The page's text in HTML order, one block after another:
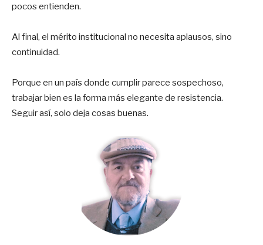
pocos entienden.
Al final, el mérito institucional no necesita aplausos, sino
continuidad.
Porque en un país donde cumplir parece sospechoso,
trabajar bien es la forma más elegante de resistencia.
Seguir así, solo deja cosas buenas.